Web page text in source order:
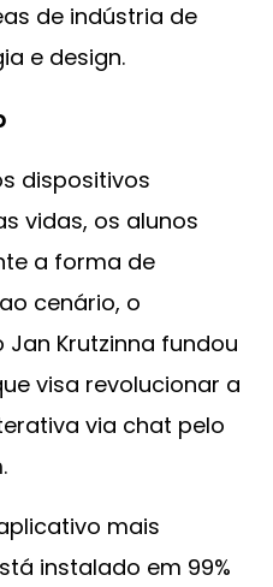
de indústria de
e design.
dispositivos
vidas, os alunos
a forma de
cenário, o
Krutzinna fundou
visa revolucionar a
via chat pelo
mais
instalado em 99%